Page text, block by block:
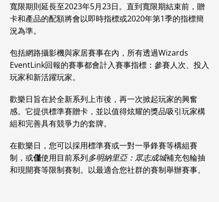
寬限期則延長至2023年5月23日。直到寬限期結束前，贈
卡和產品的配額將會以即時指標或2020年第1季的指標簡
況為準。
包括網路攝影機與家居賽事在內，所有透過Wizards
EventLink回報的賽事都會計入賽事指標：參賽人次、投入
玩家和新活躍玩家。
歡樂日旨在於全新系列上市後，再一次掀起玩家的興奮
感。它提供標準賽贈卡，並以值得炫耀的獎品吸引玩家構
組和完善具有競爭力的套牌。
在歡樂日，您可以採用標準賽或一對一爭鋒賽等構組賽
制，或僅使用目前系列多明納里亞：眾志成城補充包輪抽
和現開賽等限制賽制。以最適合您社群的賽制舉辦賽事。